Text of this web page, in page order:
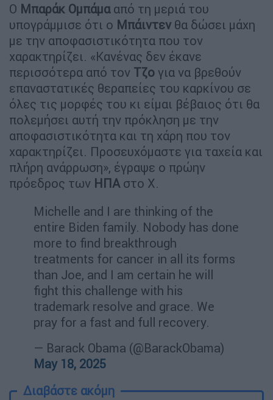
Ο Μπαράκ Ομπάμααπό τη μεριά του
υπογράμμισε ότι ο Μπάιντεν θα δώσει μάχη
με την αποφασιστικότητα που τον
χαρακτηρίζει. «Κανένας δεν έκανε
περισσότερα από τον Τζο για να βρεθούν
επαναστατικές θεραπείες του καρκίνου σε
όλες τις μορφές του κι είμαι βέβαιος ότι θα
πολεμήσει αυτή την πρόκληση με την
αποφασιστικότητα και τη χάρη που τον
χαρακτηρίζει. Προσευχόμαστε για ταχεία και
πλήρη ανάρρωση», έγραψε ο πρώην
πρόεδρος των ΗΠΑ στο Χ.
Michelle and I are thinking of the
entire Biden family. Nobody has done
more to find breakthrough
treatments for cancer in all its forms
than Joe, and I am certain he will
fight this challenge with his
trademark resolve and grace. We
pray for a fast and full recovery.
— Barack Obama (@BarackObama)
May 18, 2025
Διαβάστε ακόμη